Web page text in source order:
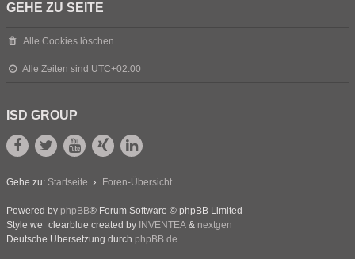
GEHE ZU SEITE
Alle Cookies löschen
Alle Zeiten sind UTC+02:00
ISD GROUP
Gehe zu: Startseite Foren-Übersicht
Powered by phpBB® Forum Software © phpBB Limited
Style we_clearblue created by INVENTEA & nextgen
Deutsche Übersetzung durch phpBB.de